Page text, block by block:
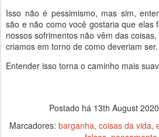
Isso não é pessimismo, mas sim,
são e não como você gostaria que elas
nossos sofrimentos não vêm das
criamos em torno de como deveriam ser.
Entender isso torna o caminho mais
Postado há 13th August 2020
Marcadores: barganha coisas da vida